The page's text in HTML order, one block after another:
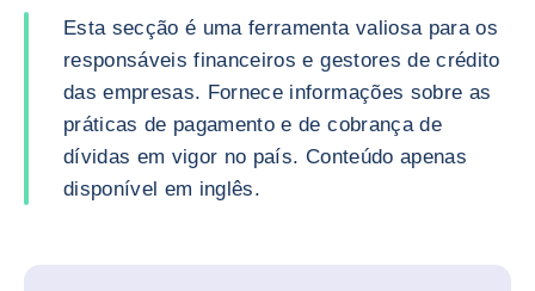
Esta secção é uma ferramenta valiosa para os
responsáveis financeiros e gestores de crédito
das empresas. Fornece informações sobre as
práticas de pagamento e de cobrança de
dívidas em vigor no país. Conteúdo apenas
disponível em inglês.